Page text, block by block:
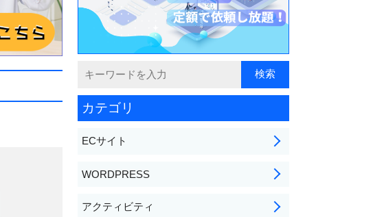
カテゴリ
ECサイト
WORDPRESS
アクティビティ